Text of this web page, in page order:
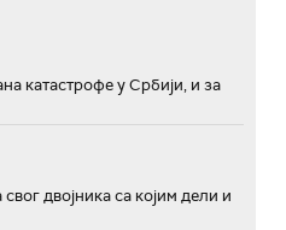
катастрофе у Србији, и за
двојника са којим дели и